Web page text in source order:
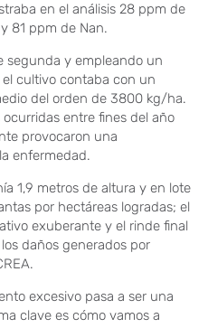
en el análisis 28 ppm de
81 ppm de Nan.
segunda y empleando un
cultivo contaba con un
del orden de 3800 kg/ha.
entre fines del año
provocaron una
enfermedad.
1,9 metros de altura y en lote
por hectáreas logradas; el
exuberante y el rinde final
daños generados por
excesivo pasa a ser una
clave es cómo vamos a